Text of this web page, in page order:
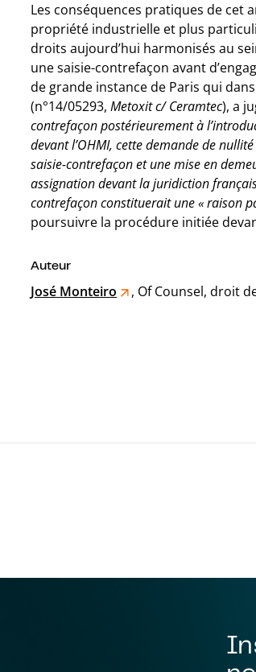
Les conséquences pratiques de
propriété industrielle et plus
droits aujourd’hui harmonisés au
une saisie-contrefaçon avant
de grande instance de Paris qui
(n°14/05293,Metoxit c/ Ceramtec), a
contrefaçon postérieurement à
devant l’OHMI, cette demande de
saisie-contrefaçon et une mise en
assignation devant la juridiction
contrefaçon constituerait une « raison
poursuivre la procédure initiée
Auteur
José Monteiro , Of Counsel, droit